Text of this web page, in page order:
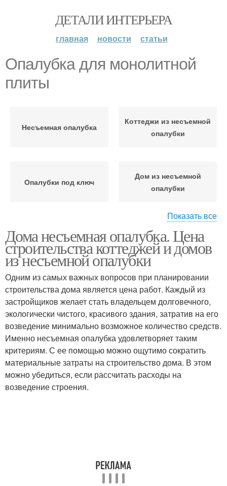
ДЕТАЛИ ИНТЕРЬЕРА
главная новости статьи
Опалубка для монолитной
плиты
Несъемная опалубка
Коттеджи из несъемной
опалубки
Опалубки под ключ
Дом из несъемной
опалубки
Опалубки для стен
Показать все
Дома несъемная опалубка. Цена
строительства коттеджей и домов
из несъемной опалубки
Одним из самых важных вопросов при планировании
строительства дома является цена работ. Каждый из
застройщиков желает стать владельцем долговечного,
экологически чистого, красивого здания, затратив на его
возведение минимально возможное количество средств.
Именно несъемная опалубка удовлетворяет таким
критериям. С ее помощью можно ощутимо сократить
материальные затраты на строительство дома. В этом
можно убедиться, если рассчитать расходы на
возведение строения.